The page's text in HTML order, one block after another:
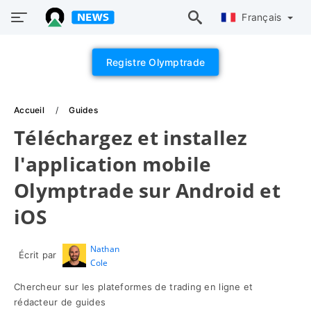
Français
Registre Olymptrade
Accueil Guides
Téléchargez et installez
l'application mobile
Olymptrade sur Android et
iOS
Écrit par
Nathan
Cole
Chercheur sur les plateformes de trading en ligne et
rédacteur de guides